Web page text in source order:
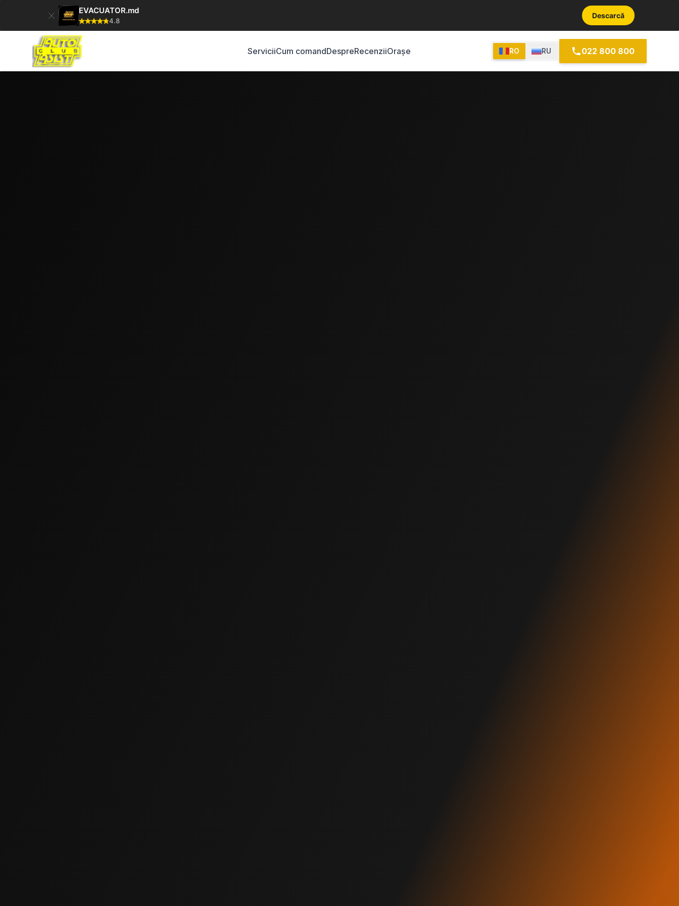
EVACUATOR.md
4.8
Descarcă
ServiciiCum comandDespreRecenziiOrașe RO RU 022 800 800